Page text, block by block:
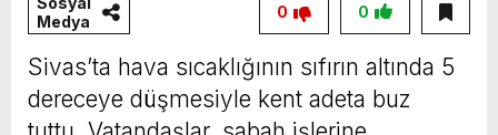
Medya
0
0
Sivas’ta hava sıcaklığının sıfırın altında 5
dereceye düşmesiyle kent adeta buz